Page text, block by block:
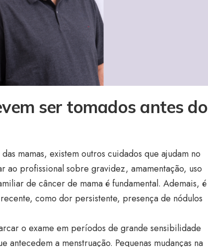
ser tomados antes do
mamas, existem outros cuidados que ajudam no
ao profissional sobre gravidez, amamentação, uso
de câncer de mama é fundamental. Ademais, é
como dor persistente, presença de nódulos
o exame em períodos de grande sensibilidade
antecedem a menstruação. Pequenas mudanças na